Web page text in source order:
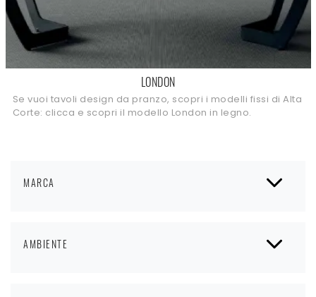
MARCA
AMBIENTE
LONDON
Se vuoi tavoli design da pranzo, scopri i modelli fissi di Alta
Corte: clicca e scopri il modello London in legno.